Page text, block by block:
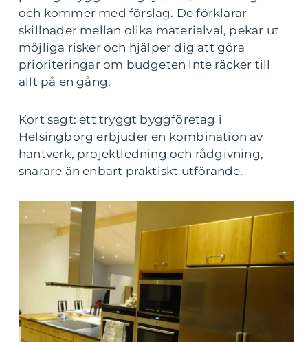
och kommer med förslag. De förklarar
skillnader mellan olika materialval, pekar ut
möjliga risker och hjälper dig att göra
prioriteringar om budgeten inte räcker till
allt på en gång.
Kort sagt: ett tryggt byggföretag i
Helsingborg erbjuder en kombination av
hantverk, projektledning och rådgivning,
snarare än enbart praktiskt utförande.